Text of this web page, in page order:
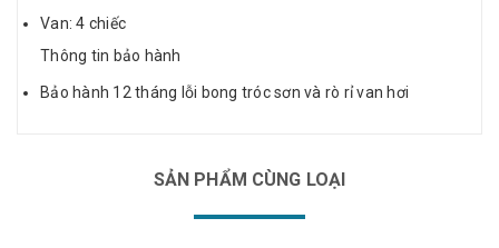
Van: 4 chiếc
Thông tin bảo hành
Bảo hành 12 tháng lỗi bong tróc sơn và rò rỉ van hơi
SẢN PHẨM CÙNG LOẠI